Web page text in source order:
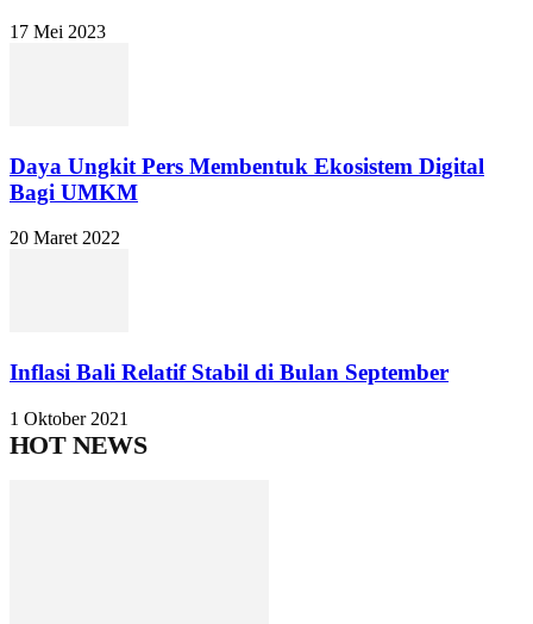
17 Mei 2023
Daya Ungkit Pers Membentuk Ekosistem Digital
Bagi UMKM
20 Maret 2022
Inflasi Bali Relatif Stabil di Bulan September
1 Oktober 2021
HOT NEWS